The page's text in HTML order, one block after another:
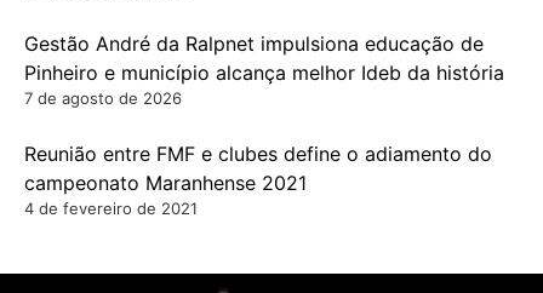
Gestão André da Ralpnet impulsiona educação de
Pinheiro e município alcança melhor Ideb da história
7 de agosto de 2026
Reunião entre FMF e clubes define o adiamento do
campeonato Maranhense 2021
4 de fevereiro de 2021